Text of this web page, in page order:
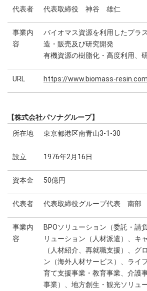
代表者 代表取締役 神谷 雄仁
事業内
容
バイオマス資源を利用したプラ
造・販売及び研究開発
有機資源の樹脂化・高度利用、
URL https://www.biomass-resin.com
【株式会社パソナグループ】
所在地
東京都港区南青山3-1-30
設立 1976年2月16日
資本金 50億円
代表者 代表取締役グループ代表 南部
事業内
容
BPOソリューション（委託・請
リューション（人材派遣）、キ
（人材紹介、再就職支援）、グ
ン（海外人材サービス）、ライ
育て支援事業・教育事業、介護
事業）、地方創生・観光ソリュ